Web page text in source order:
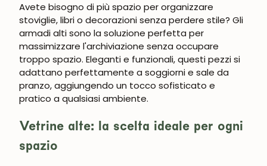
Avete bisogno di più spazio per organizzare
stoviglie, libri o decorazioni senza perdere stile? Gli
armadi alti sono la soluzione perfetta per
massimizzare l'archiviazione senza occupare
troppo spazio. Eleganti e funzionali, questi pezzi si
adattano perfettamente a soggiorni e sale da
pranzo, aggiungendo un tocco sofisticato e
pratico a qualsiasi ambiente.
Vetrine alte: la scelta ideale per ogni
spazio